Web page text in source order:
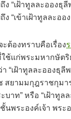
“เฝ้าทูลละอองธุลี
“เข้าเฝ้าทูลละออ
ต้องทราบคือเรื่อง
ใช้แก่พระมหากษัต
“เฝ้าทูลละอองธุ
สยามมกุฎราชกุมา
ะบาท” หรือ “เฝ้าทู
พระองค์เจ้า พระอ